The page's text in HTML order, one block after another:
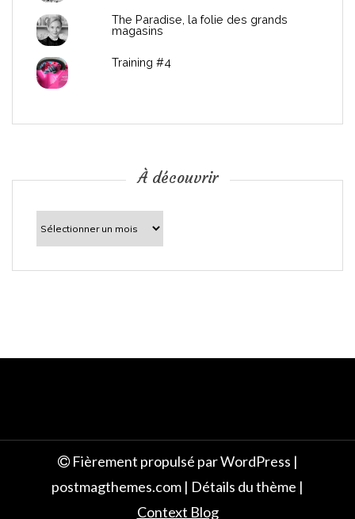
c
The Paradise, la folie des grands
magasins
Training #4
À découvrir
découvrir
Fièrement propulsé par WordPress |
postmagthemes.com | Détails du thème |
Context Blog